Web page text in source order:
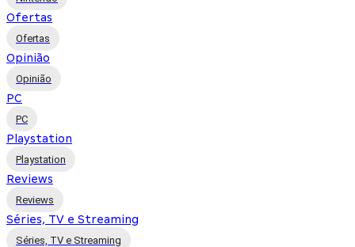
Ofertas
Ofertas
Opinião
Opinião
PC
PC
Playstation
Playstation
Reviews
Reviews
Séries, TV e Streaming
Séries, TV e Streaming